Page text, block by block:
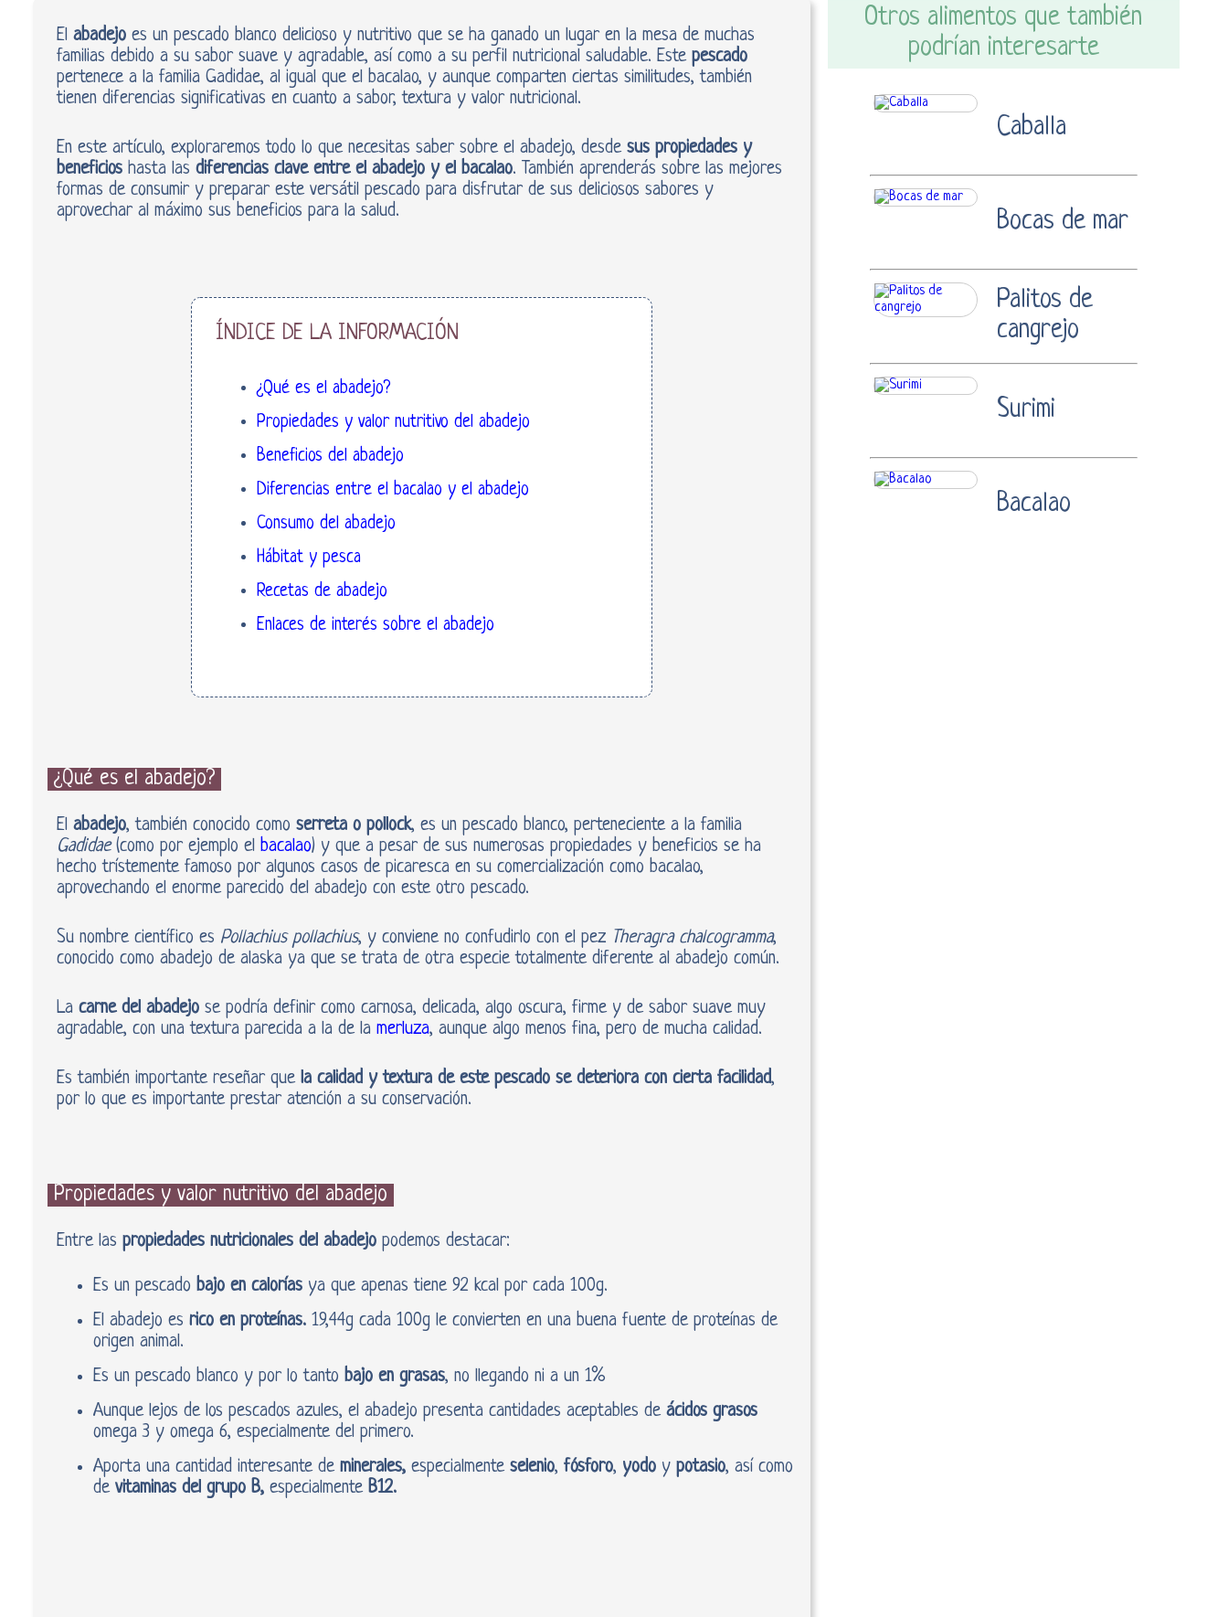
El abadejo es un pescado blanco delicioso y nutritivo que se ha ganado un lugar en la mesa de muchas
familias debido a su sabor suave y agradable, así como a su perfil nutricional saludable. Este pescado
pertenece a la familia Gadidae, al igual que el bacalao, y aunque comparten ciertas similitudes, también
tienen diferencias significativas en cuanto a sabor, textura y valor nutricional.
En este artículo, exploraremos todo lo que necesitas saber sobre el abadejo, desde sus propiedades y
beneficios hasta las diferencias clave entre el abadejo y el bacalao. También aprenderás sobre las mejores
formas de consumir y preparar este versátil pescado para disfrutar de sus deliciosos sabores y
aprovechar al máximo sus beneficios para la salud.
ÍNDICE DE LA INFORMACIÓN
¿Qué es el abadejo?
Propiedades y valor nutritivo del abadejo
Beneficios del abadejo
Diferencias entre el bacalao y el abadejo
Consumo del abadejo
Hábitat y pesca
Recetas de abadejo
Enlaces de interés sobre el abadejo
¿Qué es el abadejo?
El abadejo, también conocido como serreta o pollock, es un pescado blanco, perteneciente a la familia
Gadidae(como por ejemplo el bacalao) y que a pesar de sus numerosas propiedades y beneficios se ha
hecho trístemente famoso por algunos casos de picaresca en su comercialización como bacalao,
aprovechando el enorme parecido del abadejo con este otro pescado.
Su nombre científico es Pollachius pollachius, y conviene no confudirlo con el pez Theragra chalcogramma,
conocido como abadejo de alaska ya que se trata de otra especie totalmente diferente al abadejo común.
La carne del abadejo se podría definir como carnosa, delicada, algo oscura, firme y de sabor suave muy
agradable, con una textura parecida a la de la merluza, aunque algo menos fina, pero de mucha calidad.
Es también importante reseñar que la calidad y textura de este pescado se deteriora con cierta facilidad,
por lo que es importante prestar atención a su conservación.
Propiedades y valor nutritivo del abadejo
Entre las propiedades nutricionales del abadejo podemos destacar:
Es un pescado bajo en calorías ya que apenas tiene 92 kcal por cada 100g.
El abadejo es rico en proteínas. 19,44g cada 100g le convierten en una buena fuente de proteínas de
origen animal.
Es un pescado blanco y por lo tanto bajo en grasas, no llegando ni a un 1%
Aunque lejos de los pescados azules, el abadejo presenta cantidades aceptables de ácidos grasos
omega 3 y omega 6, especialmente del primero.
Aporta una cantidad interesante de minerales, especialmente selenio, fósforo, yodo y potasio, así como
de vitaminas del grupo B, especialmente B12.
Otros alimentos que también
podrían interesarte
Caballa
Bocas de mar
Palitos de
cangrejo
Surimi
Bacalao